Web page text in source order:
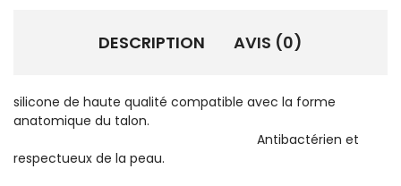
DESCRIPTION AVIS (0)
silicone de haute qualité compatible avec la forme
anatomique du talon.
Antibactérien et
respectueux de la peau.